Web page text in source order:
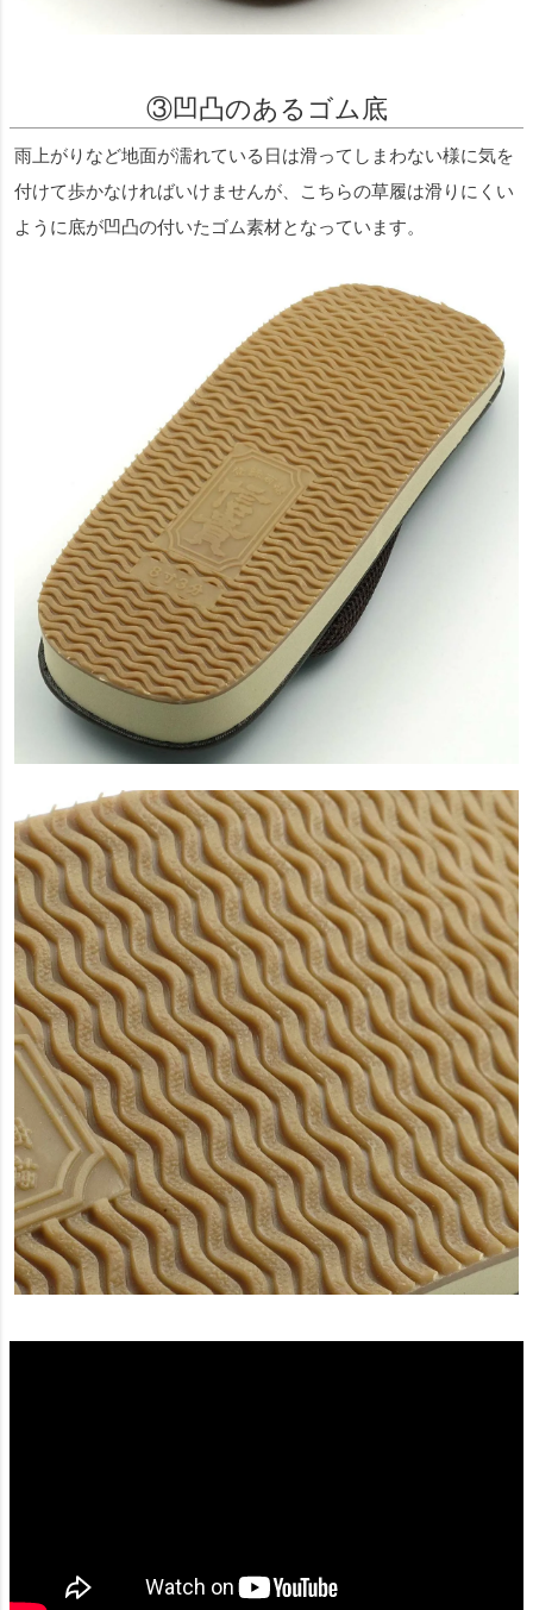
③凹凸のあるゴム底
雨上がりなど地面が濡れている日は滑ってしまわない様に気を
付けて歩かなければいけませんが、こちらの草履は滑りにくい
ように底が凹凸の付いたゴム素材となっています。